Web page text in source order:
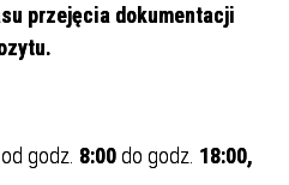
przejęcia dokumentacji
godz. 8:00 do godz. 18:00,